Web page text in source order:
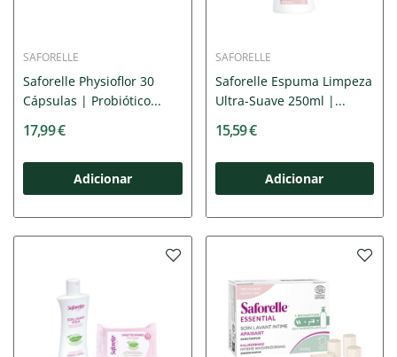
SAFORELLE
Saforelle Physioflor 30
Cápsulas | Probiótico...
17,99 €
Adicionar
SAFORELLE
Saforelle Espuma Limpeza
Ultra-Suave 250ml |...
15,59 €
Adicionar